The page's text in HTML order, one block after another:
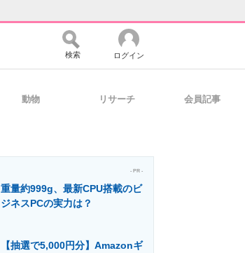
マーケ×ITの今がよく分かる
検索 ログイン
動物 リサーチ 会員記事
- PR -
重量約999g、最新CPU搭載のビ
ジネスPCの実力は？
【抽選で5,000円分】Amazonギ